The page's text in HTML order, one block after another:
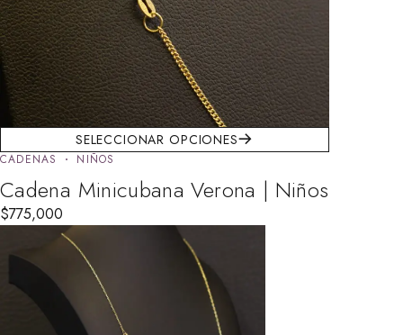
SELECCIONAR OPCIONES
CADENAS NIÑOS
Cadena Minicubana Verona | Niños
$775,000